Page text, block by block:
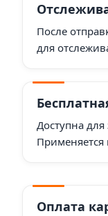
После
для
Доступна для
Оплата